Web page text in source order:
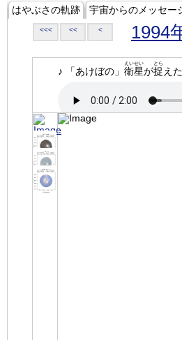
はやぶさの軌跡 宇宙からのメッセー
<<< << < 1994
♪ 「あけぼの」 衛星
えいせい
が捉
とら
えた